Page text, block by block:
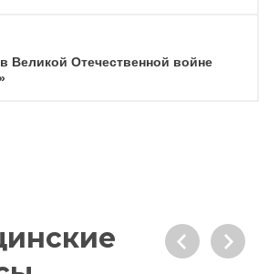
Великой Отечественной войне